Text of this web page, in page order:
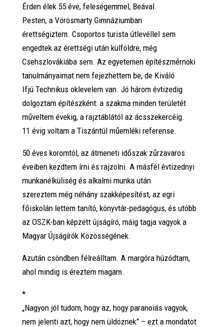
Érden élek 55 éve, feleségemmel, Beával.
Pesten, a Vörösmarty Gimnáziumban
érettségiztem. Csoportos turista útlevéllel sem
engedtek az érettségi után külföldre, még
Csehszlovákiába sem. Az egyetemen építészmérnöki
tanulmányaimat nem fejezhettem be, de Kiváló
Ifjú Technikus oklevelem van. Jó három évtizedig
dolgoztam építészként: a szakma minden területét
műveltem évekig, a rajztáblától az ácsszekercéig.
11 évig voltam a Tiszántúl műemléki referense.
50 éves koromtól, az átmeneti időszak zűrzavaros
éveiben kezdtem írni és rajzolni. A másfél évtizednyi
munkanélküliség és alkalmi munka után
szereztem még néhány szakképesítést, az egri
főiskolán lettem tanító, könyvtár-pedagógus, és utóbb
az OSZK-ban képzett újságíró, máig tagja vagyok a
Magyar Újságírók Közösségének.
Azután csöndben félreálltam. A margóra húzódtam,
ahol mindig is éreztem magam.
*
„Nagyon jól tudom, hogy az, hogy paranoiás vagyok,
nem jelenti azt, hogy nem üldöznek” – ezt a mondatot